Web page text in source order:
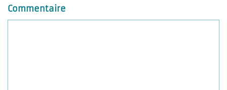
Commentaire